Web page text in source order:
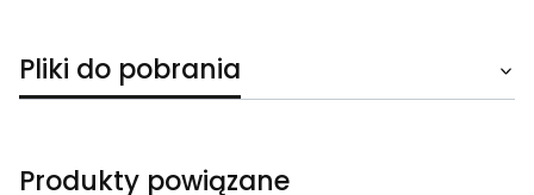
Pliki do pobrania
Produkty powiązane